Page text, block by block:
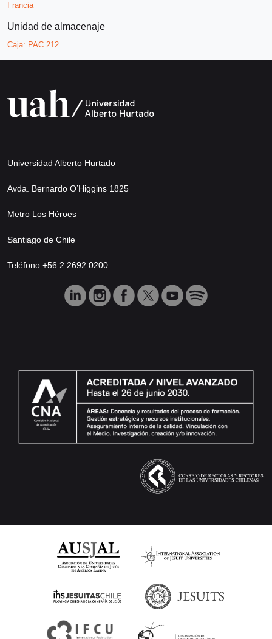
Francia
Unidad de almacenaje
Caja: PAC 212
Universidad Alberto Hurtado
Avda. Bernardo O’Higgins 1825
Metro Los Héroes
Santiago de Chile
Teléfono +56 2 2692 0200